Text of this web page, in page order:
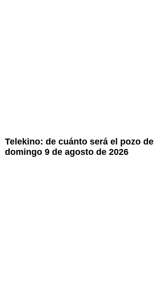
Telekino: de cuánto será el pozo
domingo 9 de agosto de 2026